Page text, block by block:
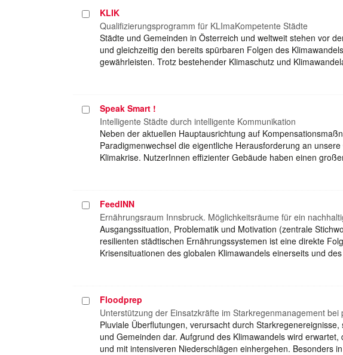
Projekt
auswählen
KLIK
Qualifizierungsprogramm für KLImaKompetente Städte
Städte und Gemeinden in Österreich und weltweit stehen vor
und gleichzeitig den bereits spürbaren Folgen des
gewährleisten. Trotz bestehender Klimaschutz und
Projekt
auswählen
Speak Smart !
Intelligente Städte durch intelligente Kommunikation
Neben der aktuellen Hauptausrichtung auf
Paradigmenwechsel die eigentliche Herausforderung an
Klimakrise. NutzerInnen effizienter Gebäude haben einen
Projekt
auswählen
FeedINN
Ernährungsraum Innsbruck. Möglichkeitsräume für ein
Ausgangssituation, Problematik und Motivation (zentrale
resilienten städtischen Ernährungssystemen ist eine direkte
Krisensituationen des globalen Klimawandels einerseits und
Projekt
auswählen
Floodprep
Unterstützung der Einsatzkräfte im Starkregenmanagement
Pluviale Überflutungen, verursacht durch
und Gemeinden dar. Aufgrund des Klimawandels wird
und mit intensiveren Niederschlägen einhergehen. Besonders